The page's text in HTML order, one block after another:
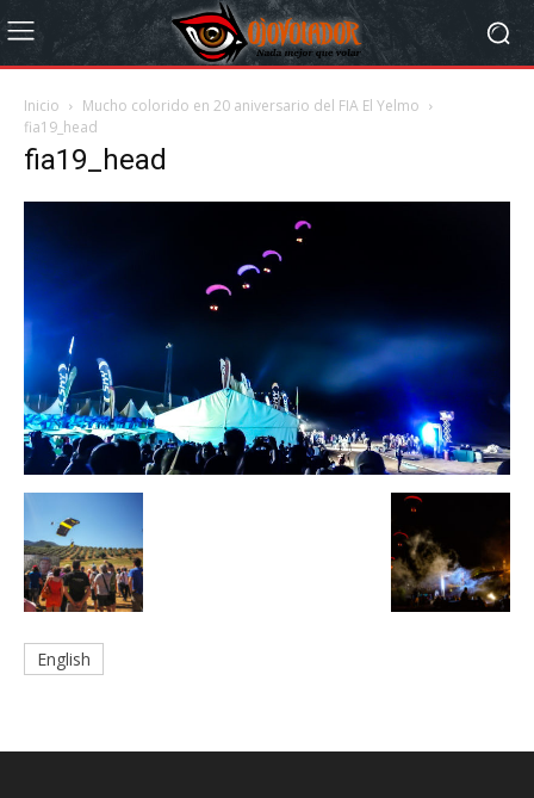
Inicio
Mucho colorido en 20 aniversario del FIA El Yelmo
fia19_head
fia19_head
English